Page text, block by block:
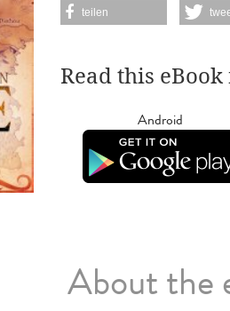
teilen
Read this
Android
About the